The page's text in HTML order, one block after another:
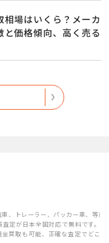
相場はいくら？メーカ
と価格傾向、高く売る
、トレーラー、パッカー車、等)
定が日本全国対応で無料です。
買取も可能、正確な査定でどこ